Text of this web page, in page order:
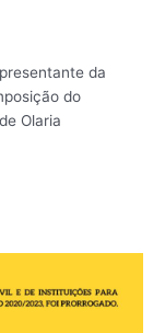
da
do
Olaria